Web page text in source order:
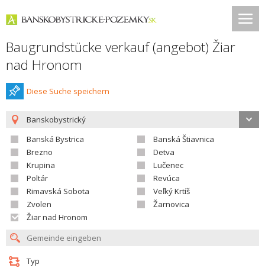
Baugrundstücke verkauf (angebot) Žiar
nad Hronom
Diese Suche speichern
Banskobystrický
Banská Bystrica
Banská Štiavnica
Brezno
Detva
Krupina
Lučenec
Poltár
Revúca
Rimavská Sobota
Veľký Krtíš
Zvolen
Žarnovica
Žiar nad Hronom
Typ